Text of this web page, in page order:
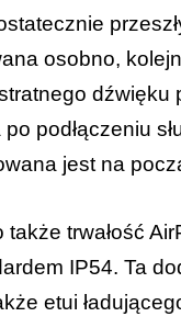
osobno,
dźwięku
po podłączeniu
jest na
także trwałość
IP54. Ta
etui